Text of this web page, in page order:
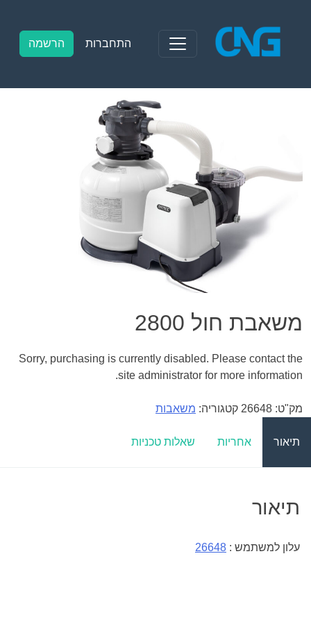
content
התחברות הרשמה
משאבת חול 2800
Sorry, purchasing is currently disabled. Please contact the
site administrator for more information.
מק"ט: 26648 קטגוריה: משאבות
תיאור אחריות שאלות טכניות
תיאור
עלון למשתמש : 26648